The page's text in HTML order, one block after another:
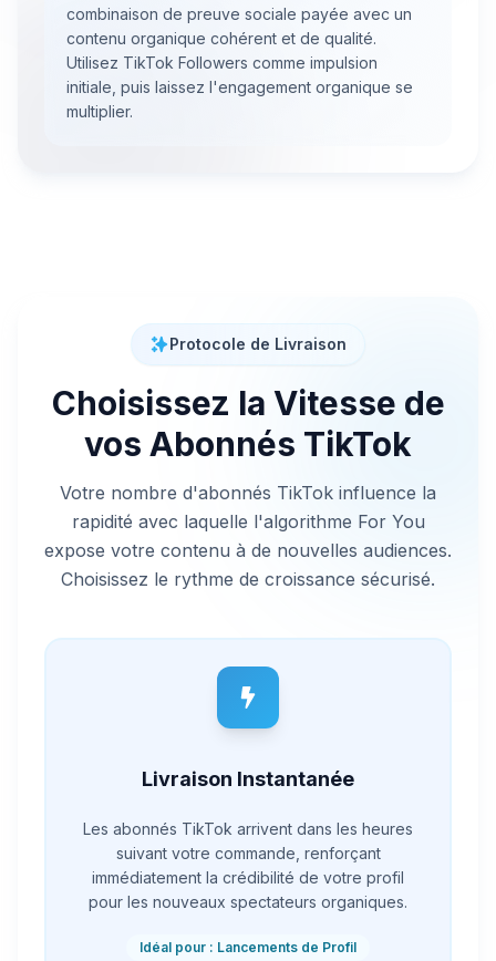
combinaison de preuve sociale payée avec un
contenu organique cohérent et de qualité.
Utilisez TikTok Followers comme impulsion
initiale, puis laissez l'engagement organique se
multiplier.
Protocole de Livraison
Choisissez la Vitesse de
vos Abonnés TikTok
Votre nombre d'abonnés TikTok influence la
rapidité avec laquelle l'algorithme For You
expose votre contenu à de nouvelles audiences.
Choisissez le rythme de croissance sécurisé.
Livraison Instantanée
Les abonnés TikTok arrivent dans les heures
suivant votre commande, renforçant
immédiatement la crédibilité de votre profil
pour les nouveaux spectateurs organiques.
Idéal pour : Lancements de Profil